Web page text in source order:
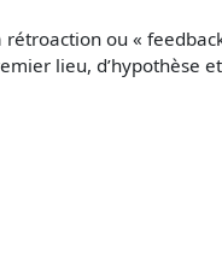
rétroaction ou «
lieu, d’hypothèse